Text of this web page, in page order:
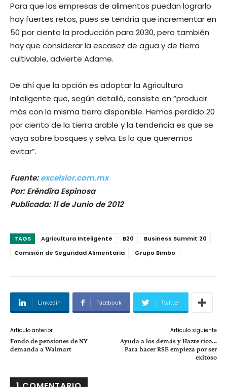
Para que las empresas de alimentos puedan lograrlo
hay fuertes retos, pues se tendría que incrementar en
50 por ciento la producción para 2030, pero también
hay que considerar la escasez de agua y de tierra
cultivable, advierte Adame.
De ahí que la opción es adoptar la Agricultura
Inteligente que, según detalló, consiste en “producir
más con la misma tierra disponible. Hemos perdido 20
por ciento de la tierra arable y la tendencia es que se
vaya sobre bosques y selva. Es lo que queremos
evitar”.
Fuente:excelsior.com.mx
Por: Eréndira Espinosa
Publicada: 11 de Junio de 2012
TAGS Agricultura Inteligente B20
Business Summit 20
Comisión de Seguridad Alimentaria
Grupo Bimbo
Linkedin Facebook Twitter
Artículo anterior
Fondo de pensiones de NY
demanda a Walmart
Artículo siguiente
Ayuda a los demás y Hazte rico…
Para hacer RSE empieza por ser
exitoso